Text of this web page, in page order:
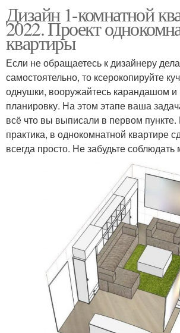
Дизайн 1-комнатной
2022. Проект
квартиры
Если не обращаетесь к дизайнеру
самостоятельно, то ксерокопируйте
однушки, вооружайтесь карандашом и
планировку. На этом этапе ваша
всё что вы выписали в первом пункте.
практика, в однокомнатной квартире
всегда просто. Не забудьте